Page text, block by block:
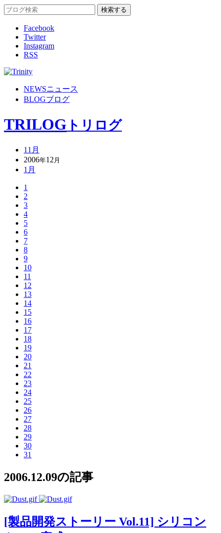
Facebook
Twitter
Instagram
RSS
NEWSニュース
BLOGブログ
TRILOG トリログ
11月
2006年12 月
1月
1
2
3
4
5
6
7
8
9
10
11
12
13
14
15
16
17
18
19
20
21
22
23
24
25
26
27
28
29
30
31
2006.12.09の記事
[製品開発ストーリー Vol.11] シリコン